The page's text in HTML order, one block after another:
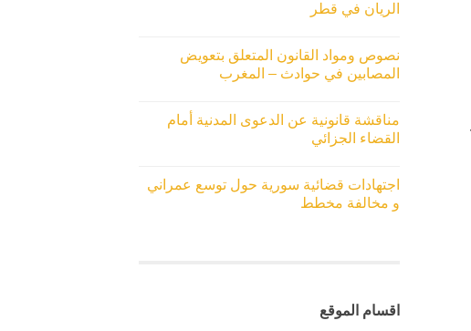
الريان في قطر
نصوص ومواد القانون المتعلق بتعويض
المصابين في حوادث – المغرب
مناقشة قانونية عن الدعوى المدنية أمام
القضاء الجزائي
اجتهادات قضائية سورية حول توسع عمراني
و مخالفة مخطط
اقسام الموقع